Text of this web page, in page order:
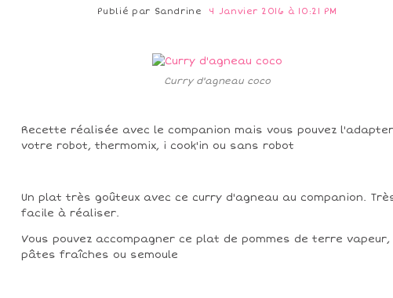
Publié par Sandrine 4 Janvier 2016 à 10:21 PM
Curry d'agneau coco
Recette réalisée avec le companion mais vous pouvez
votre robot, thermomix, i cook'in ou sans robot
Un plat très goûteux avec ce curry d'agneau au companion.
facile à réaliser.
Vous pouvez accompagner ce plat de pommes de terre vapeur,
pâtes fraîches ou semoule